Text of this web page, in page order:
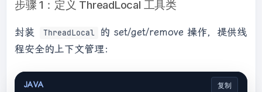
步骤 1：定义 ThreadLocal 工具类
封装 ThreadLocal
的 set/get/remove 操作，提供线
程安全的上下文管理：
JAVA 复制